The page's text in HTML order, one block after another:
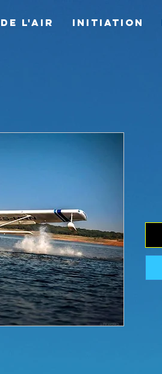
de l'air Initiation